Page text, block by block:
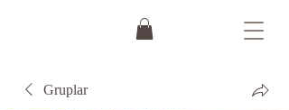
Gruplar